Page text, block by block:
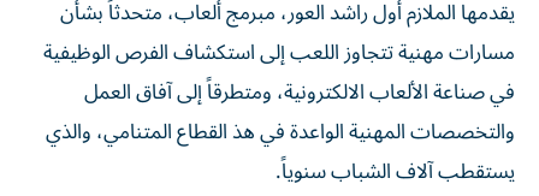
يقدمها الملازم أول راشد العور، مبرمج ألعاب، متحدثاً بشأن
مسارات مهنية تتجاوز اللعب إلى استكشاف الفرص الوظيفية
في صناعة الألعاب الالكترونية، ومتطرقاً إلى آفاق العمل
والتخصصات المهنية الواعدة في هذ القطاع المتنامي، والذي
يستقطب آلاف الشباب سنوياً.